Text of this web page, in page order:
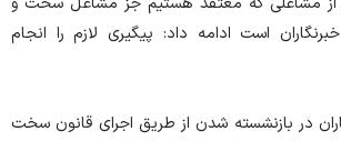
است ادامه داد: پیگیری لازم را انجام
در بازنشسته شدن از طریق اجرای قانون سخت